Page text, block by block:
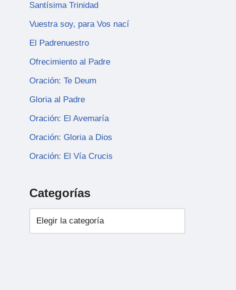
Santísima Trinidad
Vuestra soy, para Vos nací
El Padrenuestro
Ofrecimiento al Padre
Oración: Te Deum
Gloria al Padre
Oración: El Avemaría
Oración: Gloria a Dios
Oración: El Vía Crucis
Categorías